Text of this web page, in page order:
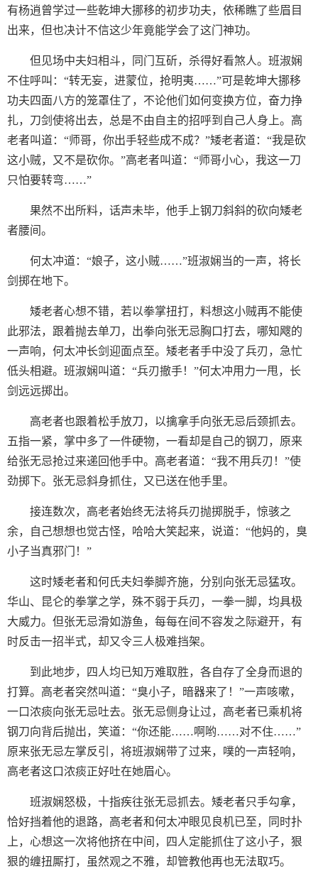
有杨逍曾学过一些乾坤大挪移的初步功夫，依稀瞧了些眉目
出来，但也决计不信这少年竟能学会了这门神功。
但见场中夫妇相斗，同门互斫，杀得好看煞人。班淑娴
不住呼叫：“转无妄，进蒙位，抢明夷……”可是乾坤大挪移
功夫四面八方的笼罩住了，不论他们如何变换方位，奋力挣
扎，刀剑使将出去，总是不由自主的招呼到自己人身上。高
老者叫道：“师哥，你出手轻些成不成？”矮老者道：“我是砍
这小贼，又不是砍你。”高老者叫道：“师哥小心，我这一刀
只怕要转弯……”
果然不出所料，话声未毕，他手上钢刀斜斜的砍向矮老
者腰间。
何太冲道：“娘子，这小贼……”班淑娴当的一声，将长
剑掷在地下。
矮老者心想不错，若以拳掌扭打，料想这小贼再不能使
此邪法，跟着抛去单刀，出拳向张无忌胸口打去，哪知飕的
一声响，何太冲长剑迎面点至。矮老者手中没了兵刃，急忙
低头相避。班淑娴叫道：“兵刃撤手！”何太冲用力一甩，长
剑远远掷出。
高老者也跟着松手放刀，以擒拿手向张无忌后颈抓去。
五指一紧，掌中多了一件硬物，一看却是自己的钢刀，原来
给张无忌抢过来递回他手中。高老者道：“我不用兵刃！”使
劲掷下。张无忌斜身抓住，又已送在他手里。
接连数次，高老者始终无法将兵刃抛掷脱手，惊骇之
余，自己想想也觉古怪，哈哈大笑起来，说道：“他妈的，臭
小子当真邪门！”
这时矮老者和何氏夫妇拳脚齐施，分别向张无忌猛攻。
华山、昆仑的拳掌之学，殊不弱于兵刃，一拳一脚，均具极
大威力。但张无忌滑如游鱼，每每在间不容发之际避开，有
时反击一招半式，却又令三人极难挡架。
到此地步，四人均已知万难取胜，各自存了全身而退的
打算。高老者突然叫道：“臭小子，暗器来了！”一声咳嗽，
一口浓痰向张无忌吐去。张无忌侧身让过，高老者已乘机将
钢刀向背后抛出，笑道：“你还能……啊哟……对不住……”
原来张无忌左掌反引，将班淑娴带了过来，噗的一声轻响，
高老者这口浓痰正好吐在她眉心。
班淑娴怒极，十指疾往张无忌抓去。矮老者只手勾拿，
恰好挡着他的退路，高老者和何太冲眼见良机已至，同时扑
上，心想这一次将他挤在中间，四人定能抓住了这小子，狠
狠的缠扭厮打，虽然观之不雅，却管教他再也无法取巧。